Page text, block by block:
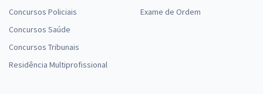
Concursos Policiais
Concursos Saúde
Concursos Tribunais
Residência Multiprofissional
Exame de Ordem